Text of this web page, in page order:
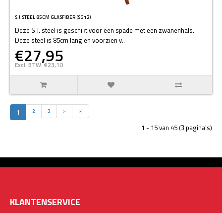
S.J.STEEL 85CM GLASFIBER (SG12)
Deze S.J. steel is geschikt voor een spade met een zwanenhals.
Deze steel is 85cm lang en voorzien v..
€27,95
Excl. BTW: €23,10
1 2 3 > >|
1 - 15 van 45 (3 pagina's)
KLANTENSERVICE